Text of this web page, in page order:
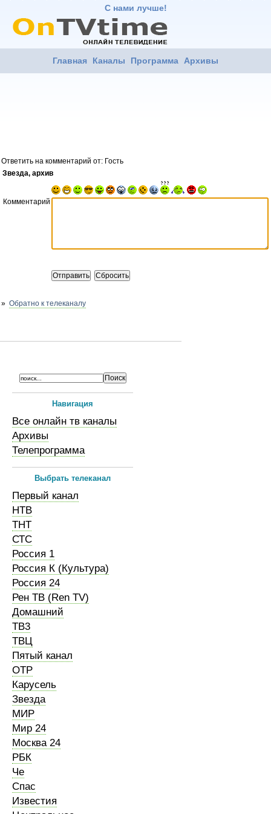
С нами лучше!
Главная Каналы Программа Архивы
Ответить на комментарий от: Гость
Звезда, архив
Комментарий
» Обратно к телеканалу
Навигация
Все онлайн тв каналы
Архивы
Телепрограмма
Выбрать телеканал
Первый канал
НТВ
ТНТ
СТС
Россия 1
Россия К (Культура)
Россия 24
Рен ТВ (Ren TV)
Домашний
ТВ3
ТВЦ
Пятый канал
ОТР
Карусель
Звезда
МИР
Мир 24
Москва 24
РБК
Че
Спас
Известия